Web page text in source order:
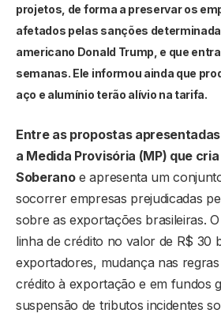
projetos, de forma a preservar os
afetados pelas sanções
americano Donald Trump, e que
semanas. Ele informou ainda que
aço e alumínio terão alívio na tarifa.
Entre as propostas
a Medida Provisória (MP) que
Soberanoe apresenta um
socorrer empresas prejudicadas
sobre as exportações brasileiras.
linha de crédito no valor de R$ 30
exportadores, mudança nas
crédito à exportação e em fundos
suspensão de tributos incidentes